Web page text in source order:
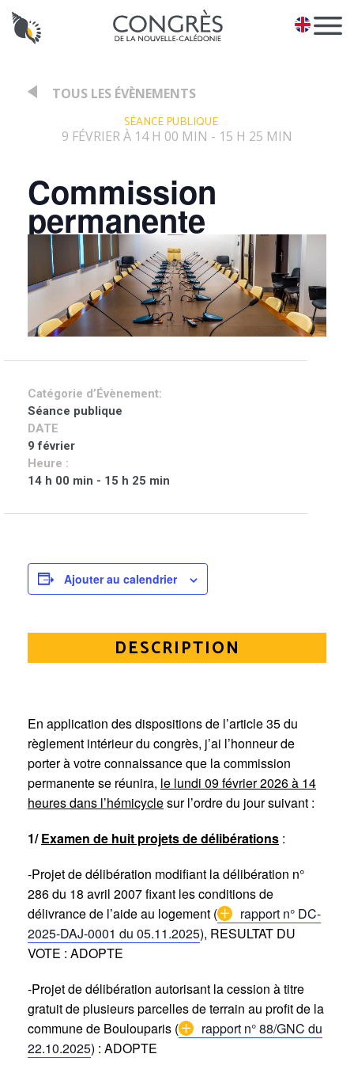
EN
TOUS LES ÉVÈNEMENTS
SÉANCE PUBLIQUE
9 FÉVRIER À 14 H 00 MIN - 15 H 25 MIN
Commission
permanente
Catégorie d’Évènement:
Séance publique
DATE
9 février
Heure :
14 h 00 min - 15 h 25 min
Ajouter au calendrier
DESCRIPTION
En application des dispositions de l’article 35 du
règlement intérieur du congrès, j’ai l’honneur de
porter à votre connaissance que la commission
permanente se réunira, le lundi 09 février 2026 à 14
heures dans l’hémicyclesur l’ordre du jour suivant :
1/Examen de huit projets de délibérations :
-Projet de délibération modifiant la délibération n°
286 du 18 avril 2007 fixant les conditions de
délivrance de l’aide au logement (
rapport n° DC-
2025-DAJ-0001 du 05.11.2025), RESULTAT DU
VOTE : ADOPTE
-Projet de délibération autorisant la cession à titre
gratuit de plusieurs parcelles de terrain au profit de la
commune de Boulouparis (
rapport n° 88/GNC du
22.10.2025) : ADOPTE
Panneau de gestion des cookies